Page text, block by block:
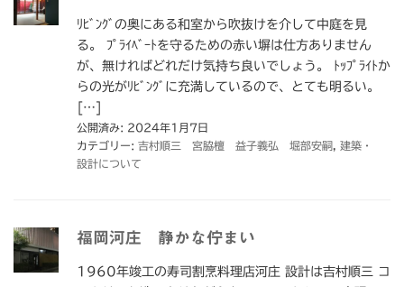
ﾘﾋﾞﾝｸﾞの奥にある和室から吹抜けを介して中庭を見
る。 ﾌﾟﾗｲﾍﾞｰﾄを守るための赤い塀は仕方ありません
が、無ければどれだけ気持ち良いでしょう。 ﾄｯﾌﾟﾗｲﾄか
らの光がﾘﾋﾞﾝｸﾞに充満しているので、とても明るい。
[…]
公開済み: 2024年1月7日
カテゴリー: 吉村順三 宮脇檀 益子義弘 堀部安嗣
建築・
設計について
福岡河庄 静かな佇まい
1960年竣工の寿司割烹料理店河庄 設計は吉村順三 コ